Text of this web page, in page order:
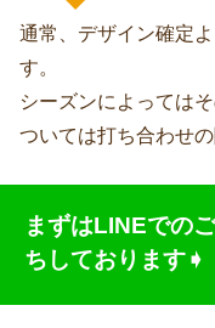
通常、デザイン確定
す。
シーズンによっては
ついては打ち合わせ
まずはLINEでの
ちしております➧